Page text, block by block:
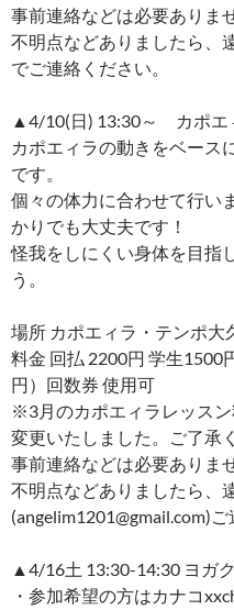
事前連絡などは必要ありま
不明点などありましたら、
でご連絡ください。
▲4/10(日) 13:30～ カポエ
カポエィラの動きをベース
です。
個々の体力に合わせて行い
かりでも大丈夫です！
怪我をしにくい身体を目指
う。
場所 カポエィラ・テンポ大
料金 回払 2200円 学生1500
円）回数券 使用可
※3月のカポエィラレッス
変更いたしました。ご了承
事前連絡などは必要ありま
不明点などありましたら、
(angelim1201@gmail.com)ご
▲4/16土 13:30-14:30 ヨガ
・参加希望の方はカナコ